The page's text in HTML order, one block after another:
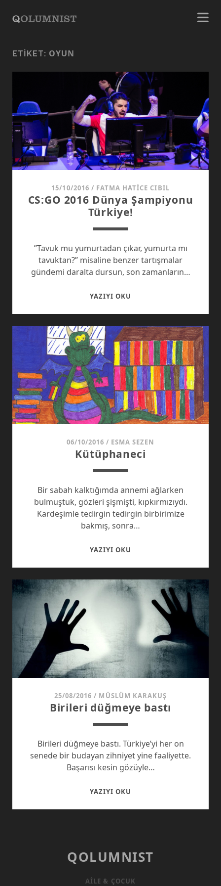
ETIKET: OYUN
15/10/2016 / FATMA HATICE CIBIL
CS:GO 2016 Dünya Şampiyonu
Türkiye!
”Tavuk mu yumurtadan çıkar, yumurta mı
tavuktan?” misaline benzer tartışmalar
gündemi daralta dursun, son zamanların…
YAZIYI OKU
ŞAMPIYONU
TÜRKIYE!
06/10/2016 / ESMA SEZEN
Kütüphaneci
Bir sabah kalktığımda annemi ağlarken
bulmuştuk, gözleri şişmişti, kıpkırmızıydı.
Kardeşimle tedirgin tedirgin birbirimize
bakmış, sonra…
YAZIYI OKU
25/08/2016 / MÜSLÜM KARAKUŞ
Birileri düğmeye bastı
Birileri düğmeye bastı. Türkiye’yi her on
senede bir budayan zihniyet yine faaliyette.
Başarısı kesin gözüyle…
YAZIYI OKU
QOLUMNIST
AILE & ÇOCUK